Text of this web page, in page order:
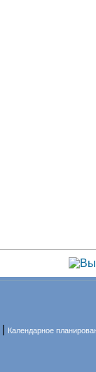
Календарное